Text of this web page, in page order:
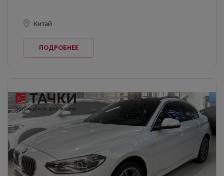
Китай
ПОДРОБНЕЕ